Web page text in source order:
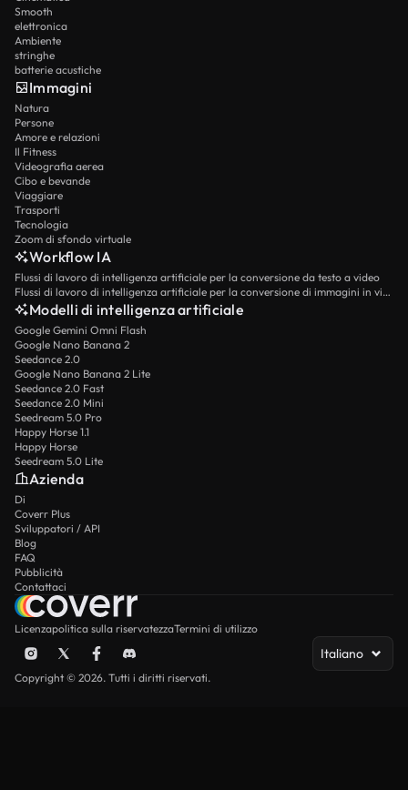
Smooth
elettronica
Ambiente
stringhe
batterie acustiche
Immagini
Natura
Persone
Amore e relazioni
Il Fitness
Videografia aerea
Cibo e bevande
Viaggiare
Trasporti
Tecnologia
Zoom di sfondo virtuale
Workflow IA
Flussi di lavoro di intelligenza artificiale per la conversione da testo a video
Flussi di lavoro di intelligenza artificiale per la conversione di immagini in video
Modelli di intelligenza artificiale
Google Gemini Omni Flash
Google Nano Banana 2
Seedance 2.0
Google Nano Banana 2 Lite
Seedance 2.0 Fast
Seedance 2.0 Mini
Seedream 5.0 Pro
Happy Horse 1.1
Happy Horse
Seedream 5.0 Lite
Azienda
Di
Coverr Plus
Sviluppatori / API
Blog
FAQ
Pubblicità
Contattaci
Licenzapolitica sulla riservatezzaTermini di utilizzo
Italiano
Copyright © 2026. Tutti i diritti riservati.